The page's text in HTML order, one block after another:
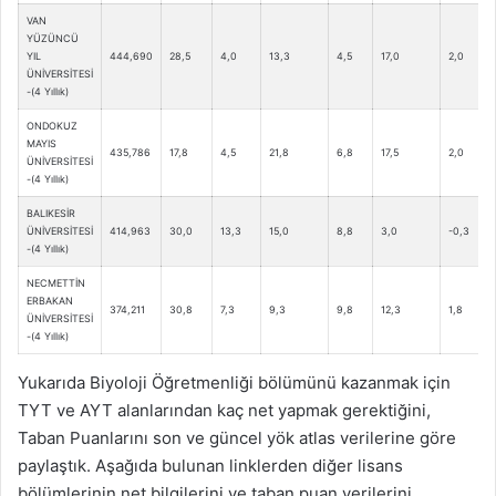
VAN
YÜZÜNCÜ
YIL
ÜNİVERSİTESİ
-(4 Yıllık)
444,690 28,5 4,0 13,3 4,5 17,0 2,0
ONDOKUZ
MAYIS
ÜNİVERSİTESİ
-(4 Yıllık)
435,786 17,8 4,5 21,8 6,8 17,5 2,0
BALIKESİR
ÜNİVERSİTESİ
-(4 Yıllık)
414,963 30,0 13,3 15,0 8,8 3,0 -0,3
NECMETTİN
ERBAKAN
ÜNİVERSİTESİ
-(4 Yıllık)
374,211 30,8 7,3 9,3 9,8 12,3 1,8
Yukarıda Biyoloji Öğretmenliği bölümünü kazanmak için
TYT ve AYT alanlarından kaç net yapmak gerektiğini,
Taban Puanlarını son ve güncel yök atlas verilerine göre
paylaştık. Aşağıda bulunan linklerden diğer lisans